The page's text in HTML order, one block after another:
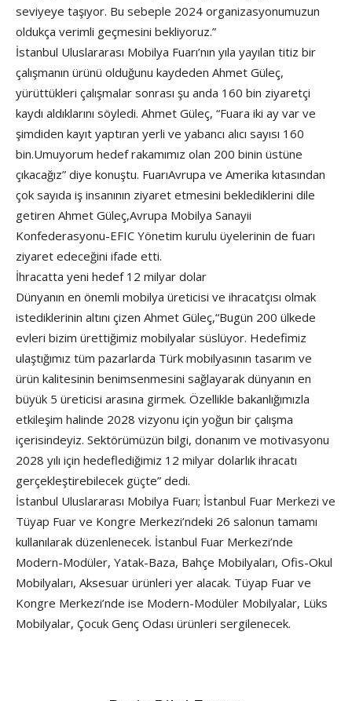
seviyeye taşıyor. Bu sebeple 2024 organizasyonumuzun
oldukça verimli geçmesini bekliyoruz.”
İstanbul Uluslararası Mobilya Fuarı’nın yıla yayılan titiz bir
çalışmanın ürünü olduğunu kaydeden Ahmet Güleç,
yürüttükleri çalışmalar sonrası şu anda 160 bin ziyaretçi
kaydı aldıklarını söyledi. Ahmet Güleç, “Fuara iki ay var ve
şimdiden kayıt yaptıran yerli ve yabancı alıcı sayısı 160
bin.Umuyorum hedef rakamımız olan 200 binin üstüne
çıkacağız” diye konuştu. FuarıAvrupa ve Amerika kıtasından
çok sayıda iş insanının ziyaret etmesini beklediklerini dile
getiren Ahmet Güleç,Avrupa Mobilya Sanayii
Konfederasyonu-EFIC Yönetim kurulu üyelerinin de fuarı
ziyaret edeceğini ifade etti.
İhracatta yeni hedef 12 milyar dolar
Dünyanın en önemli mobilya üreticisi ve ihracatçısı olmak
istediklerinin altını çizen Ahmet Güleç,“Bugün 200 ülkede
evleri bizim ürettiğimiz mobilyalar süslüyor. Hedefimiz
ulaştığımız tüm pazarlarda Türk mobilyasının tasarım ve
ürün kalitesinin benimsenmesini sağlayarak dünyanın en
büyük 5 üreticisi arasına girmek. Özellikle bakanlığımızla
etkileşim halinde 2028 vizyonu için yoğun bir çalışma
içerisindeyiz. Sektörümüzün bilgi, donanım ve motivasyonu
2028 yılı için hedeflediğimiz 12 milyar dolarlık ihracatı
gerçekleştirebilecek güçte” dedi.
İstanbul Uluslararası Mobilya Fuarı; İstanbul Fuar Merkezi ve
Tüyap Fuar ve Kongre Merkezi’ndeki 26 salonun tamamı
kullanılarak düzenlenecek. İstanbul Fuar Merkezi’nde
Modern-Modüler, Yatak-Baza, Bahçe Mobilyaları, Ofis-Okul
Mobilyaları, Aksesuar ürünleri yer alacak. Tüyap Fuar ve
Kongre Merkezi’nde ise Modern-Modüler Mobilyalar, Lüks
Mobilyalar, Çocuk Genç Odası ürünleri sergilenecek.